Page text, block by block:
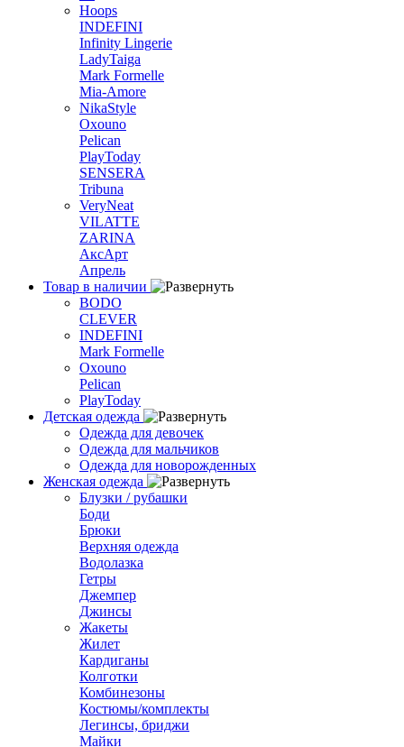
Hoops
INDEFINI
Infinity Lingerie
LadyTaiga
Mark Formelle
Mia-Amore
NikaStyle
Oxouno
Pelican
PlayToday
SENSERA
Tribuna
VeryNeat
VILATTE
ZARINA
АксАрт
Апрель
Товар в наличии
BODO
CLEVER
INDEFINI
Mark Formelle
Oxouno
Pelican
PlayToday
Детская одежда
Одежда для девочек
Одежда для мальчиков
Одежда для новорожденных
Женская одежда
Блузки / рубашки
Боди
Брюки
Верхняя одежда
Водолазка
Гетры
Джемпер
Джинсы
Жакеты
Жилет
Кардиганы
Колготки
Комбинезоны
Костюмы/комплекты
Легинсы, бриджи
Майки